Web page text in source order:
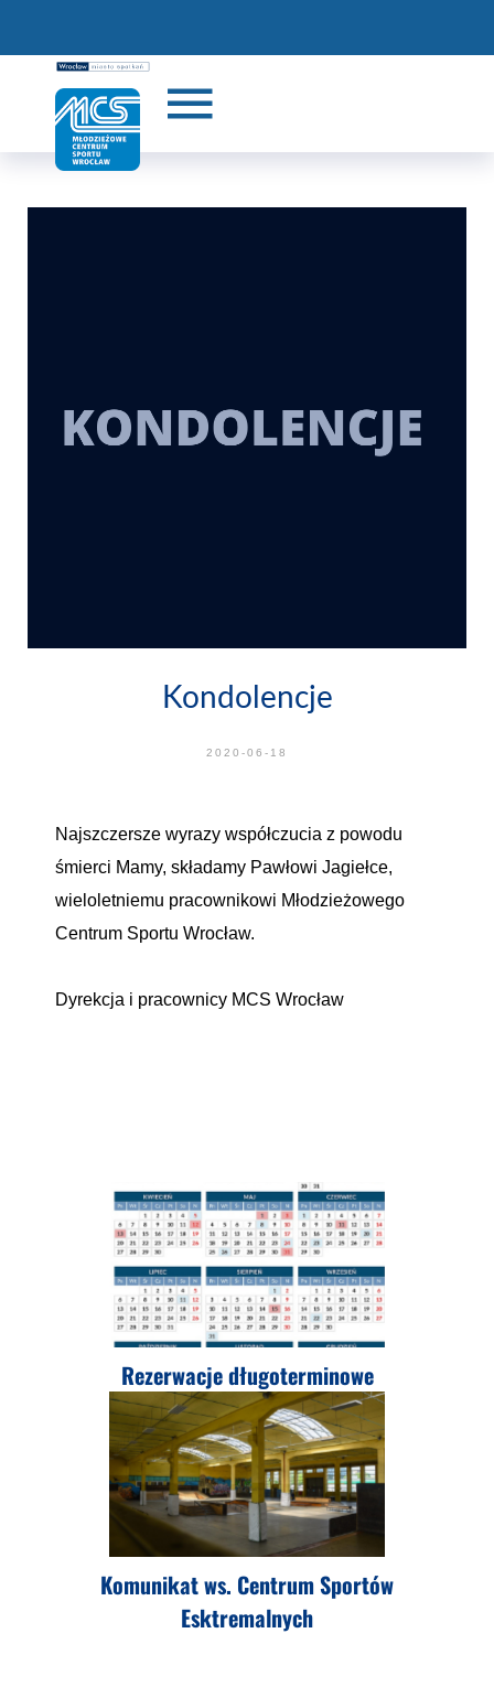
Kondolencje
2020-06-18
Najszczersze wyrazy współczucia z powodu
śmierci Mamy, składamy Pawłowi Jagiełce,
wieloletniemu pracownikowi Młodzieżowego
Centrum Sportu Wrocław.
Dyrekcja i pracownicy MCS Wrocław
Rezerwacje długoterminowe
Komunikat ws. Centrum Sportów
Esktremalnych